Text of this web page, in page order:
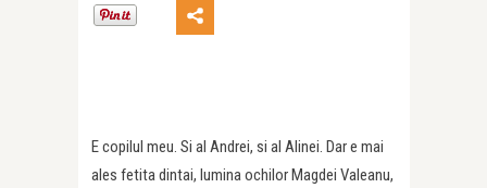
E copilul meu. Si al Andrei, si al Alinei. Dar e mai
ales fetita dintai, lumina ochilor Magdei Valeanu,